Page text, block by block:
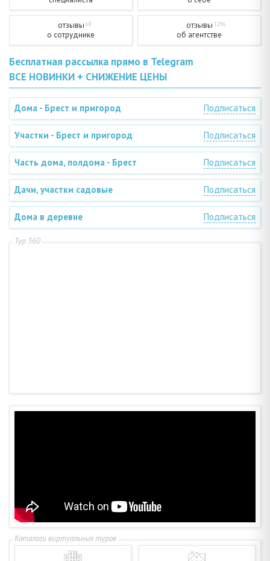
отзывы 68
о сотруднике
отзывы 1296
об агентстве
Бесплатная рассылка прямо в Telegram
ВСЕ НОВИНКИ + СНИЖЕНИЕ ЦЕНЫ
Дома - Брест и пригород Подписаться
Участки - Брест и пригород Подписаться
Часть дома, полдома - Брест Подписаться
Дачи, участки садовые Подписаться
Дома в деревне Подписаться